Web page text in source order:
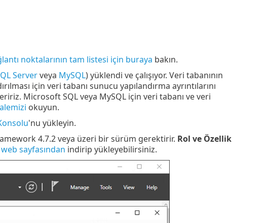
noktalarının tam listesi için buraya bakın.
Serverveya MySQL) yüklendi ve çalışıyor. Veri tabanının
için veri tabanı sunucu yapılandırma ayrıntılarını
Microsoft SQL veya MySQL için veri tabanı ve veri
okuyun.
'nu yükleyin.
4.7.2 veya üzeri bir sürüm gerektirir. Rol ve Özellik
sayfasından indirip yükleyebilirsiniz.